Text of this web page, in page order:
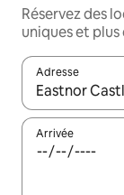
Réservez des
uniques et
Adresse
Lorsque les
Arrivée